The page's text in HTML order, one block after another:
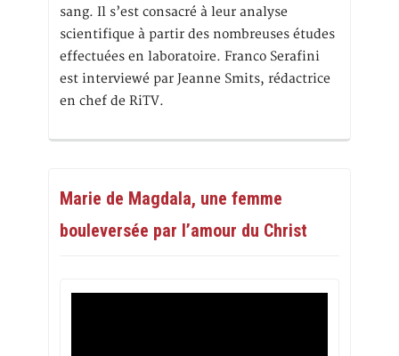
sang. Il s’est consacré à leur analyse
scientifique à partir des nombreuses études
effectuées en laboratoire. Franco Serafini
est interviewé par Jeanne Smits, rédactrice
en chef de RiTV.
Marie de Magdala, une femme
bouleversée par l’amour du Christ